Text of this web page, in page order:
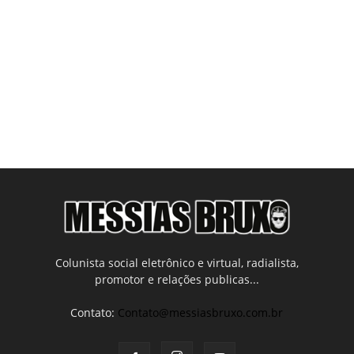
Colunista social eletrônico e virtual, radialista,
promotor e relações publicas...
Contato: Contato@messiasbruxo.com.br